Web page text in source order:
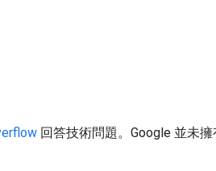
回答技術問題。Google 並未